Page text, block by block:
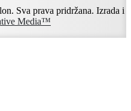
Sva prava pridržana. Izrada i
Media™